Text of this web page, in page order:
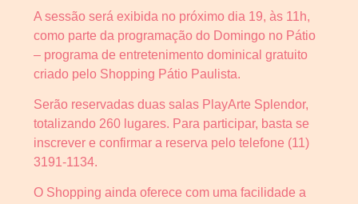
A sessão será exibida no próximo dia 19, às 11h,
como parte da programação do Domingo no Pátio
– programa de entretenimento dominical gratuito
criado pelo Shopping Pátio Paulista.
Serão reservadas duas salas PlayArte Splendor,
totalizando 260 lugares. Para participar, basta se
inscrever e confirmar a reserva pelo telefone (11)
3191-1134.
O Shopping ainda oferece com uma facilidade a